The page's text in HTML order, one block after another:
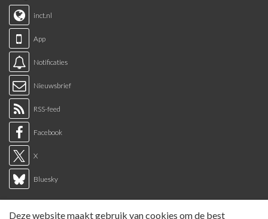
inct.nl
App
Notificaties
Nieuwsbrief
RSS-feed
Facebook
X
Bluesky
Deze website maakt gebruik van cookies om de best